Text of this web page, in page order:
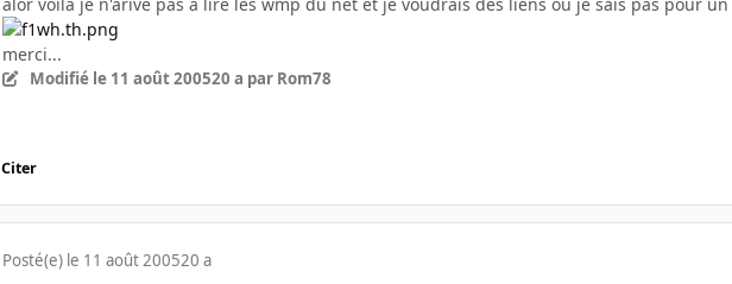
merci...
Modifié le 11 août 200520 a par Rom78
Citer
Posté(e) le 11 août 200520 a